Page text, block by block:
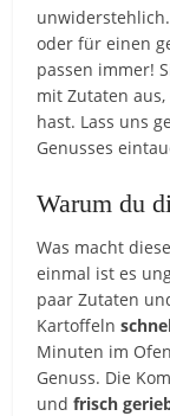
oder für einen
passen immer!
mit Zutaten
hast. Lass uns
Genusses
Warum du
Was macht
einmal ist es
paar Zutaten
Kartoffeln
Minuten im
Genuss. Die
undfrisch